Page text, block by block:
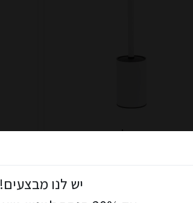
מברשת ד לבן שחור
יש לנו מבצעים!